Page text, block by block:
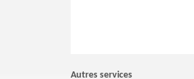
Autres services